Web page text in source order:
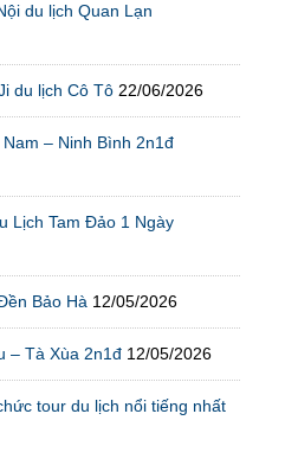
du lịch Quan Lạn
du lịch Cô Tô 22/06/2026
– Ninh Bình 2n1đ
Lịch Tam Đảo 1 Ngày
Bảo Hà 12/05/2026
– Tà Xùa 2n1đ 12/05/2026
tour du lịch nổi tiếng nhất